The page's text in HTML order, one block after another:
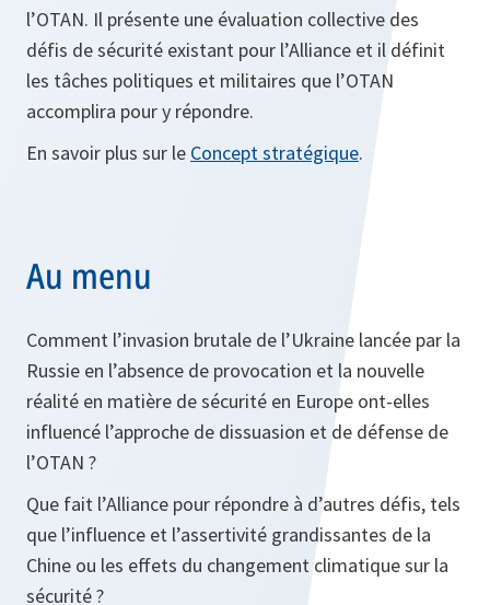
l’OTAN. Il présente une évaluation collective des
défis de sécurité existant pour l’Alliance et il définit
les tâches politiques et militaires que l’OTAN
accomplira pour y répondre.
En savoir plus sur le Concept stratégique.
Au menu
Comment l’invasion brutale de l’Ukraine lancée par la
Russie en l’absence de provocation et la nouvelle
réalité en matière de sécurité en Europe ont-elles
influencé l’approche de dissuasion et de défense de
l’OTAN ?
Que fait l’Alliance pour répondre à d’autres défis, tels
que l’influence et l’assertivité grandissantes de la
Chine ou les effets du changement climatique sur la
sécurité ?